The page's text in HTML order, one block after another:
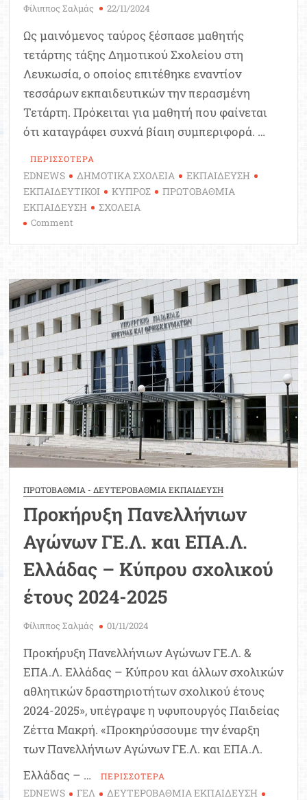
Φίλιππος Σαλμάς 22/11/2024
Ως μαινόμενος ταύρος ξέσπασε μαθητής
τετάρτης τάξης Δημοτικού Σχολείου στη
Λευκωσία, ο οποίος επιτέθηκε εναντίον
τεσσάρων εκπαιδευτικών την περασμένη
Τετάρτη. Πρόκειται για μαθητή που φαίνεται
ότι καταγράφει συχνά βίαιη συμπεριφορά. …
ΠΕΡΙΣΣΟΤΕΡΑ
EDNEWS ΔΗΜΟΤΙΚΑ ΣΧΟΛΕΙΑ
ΕΚΠΑΙΔΕΥΣΗ
ΕΚΠΑΙΔΕΥΤΙΚΟΙ
ΚΥΠΡΟΣ
ΠΡΩΤΟΒΑΘΜΙΑ
ΕΚΠΑΙΔΕΥΣΗ
ΣΧΟΛΕΙΑ
Comment
ξυλοκόπησε
4
δασκάλους
στη
Λευκωσία
ΠΡΩΤΟΒΑΘΜΙΑ - ΔΕΥΤΕΡΟΒΑΘΜΙΑ ΕΚΠΑΙΔΕΥΣΗ
Προκήρυξη Πανελλήνιων
Αγώνων ΓΕ.Λ. και ΕΠΑ.Λ.
Ελλάδας – Κύπρου σχολικού
έτους 2024-2025
Φίλιππος Σαλμάς 01/11/2024
Προκήρυξη Πανελλήνιων Αγώνων ΓΕ.Λ. &
ΕΠΑ.Λ. Ελλάδας – Κύπρου και άλλων σχολικών
αθλητικών δραστηριοτήτων σχολικού έτους
2024-2025», υπέγραψε η υφυπουργός Παιδείας
Ζέττα Μακρή. «Προκηρύσσουμε την έναρξη
των Πανελλήνιων Αγώνων ΓΕ.Λ. και ΕΠΑ.Λ.
Ελλάδας – …
ΠΕΡΙΣΣΟΤΕΡΑ
EDNEWS ΓΕΛ
ΔΕΥΤΕΡΟΒΑΘΜΙΑ ΕΚΠΑΙΔΕΥΣΗ